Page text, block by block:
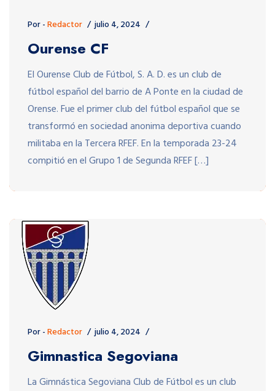
Por -Redactor julio 4, 2024
Ourense CF
El Ourense Club de Fútbol, S. A. D. es un club de
fútbol español del barrio de A Ponte en la ciudad de
Orense. Fue el primer club del fútbol español que se
transformó en sociedad anonima deportiva cuando
militaba en la Tercera RFEF.​ En la temporada 23-24
compitió en el Grupo 1 de Segunda RFEF […]
Por -Redactor julio 4, 2024
Gimnastica Segoviana
La Gimnástica Segoviana Club de Fútbol es un club